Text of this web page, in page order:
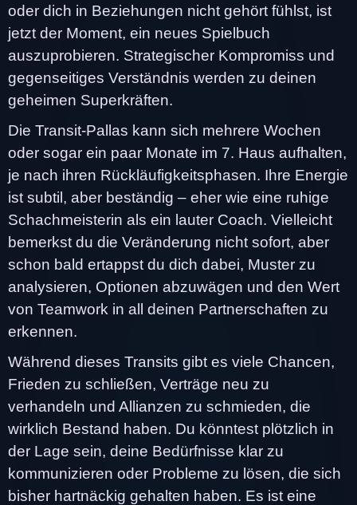
oder dich in Beziehungen nicht gehört fühlst, ist
jetzt der Moment, ein neues Spielbuch
auszuprobieren. Strategischer Kompromiss und
gegenseitiges Verständnis werden zu deinen
geheimen Superkräften.
Die Transit-Pallas kann sich mehrere Wochen
oder sogar ein paar Monate im 7. Haus aufhalten,
je nach ihren Rückläufigkeitsphasen. Ihre Energie
ist subtil, aber beständig – eher wie eine ruhige
Schachmeisterin als ein lauter Coach. Vielleicht
bemerkst du die Veränderung nicht sofort, aber
schon bald ertappst du dich dabei, Muster zu
analysieren, Optionen abzuwägen und den Wert
von Teamwork in all deinen Partnerschaften zu
erkennen.
Während dieses Transits gibt es viele Chancen,
Frieden zu schließen, Verträge neu zu
verhandeln und Allianzen zu schmieden, die
wirklich Bestand haben. Du könntest plötzlich in
der Lage sein, deine Bedürfnisse klar zu
kommunizieren oder Probleme zu lösen, die sich
bisher hartnäckig gehalten haben. Es ist eine